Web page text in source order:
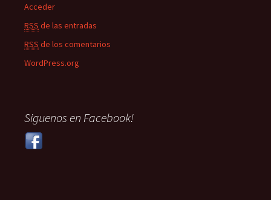
Acceder
RSS de las entradas
RSS de los comentarios
WordPress.org
Siguenos en Facebook!